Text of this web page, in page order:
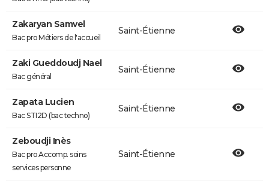
Zakaryan Samvel
Bac pro Métiers de l'accueil
Saint-Étienne
Zaki Gueddoudj Nael
Bac général
Saint-Étienne
Zapata Lucien
Bac STI2D (bac techno)
Saint-Étienne
Zeboudji Inès
Bac pro Accomp. soins
services personne
Saint-Étienne